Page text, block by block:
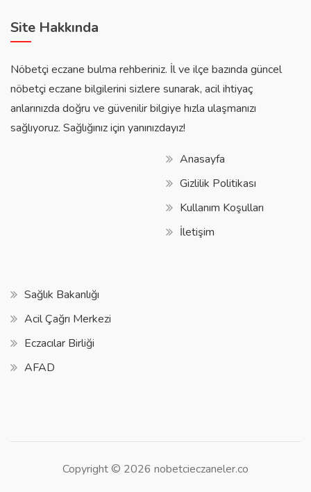
Site Hakkında
Nöbetçi eczane bulma rehberiniz. İl ve ilçe bazında güncel
nöbetçi eczane bilgilerini sizlere sunarak, acil ihtiyaç
anlarınızda doğru ve güvenilir bilgiye hızla ulaşmanızı
sağlıyoruz. Sağlığınız için yanınızdayız!
Anasayfa
Gizlilik Politikası
Kullanım Koşulları
İletişim
Sağlık Bakanlığı
Acil Çağrı Merkezi
Eczacılar Birliği
AFAD
Copyright © 2026 nobetcieczaneler.co